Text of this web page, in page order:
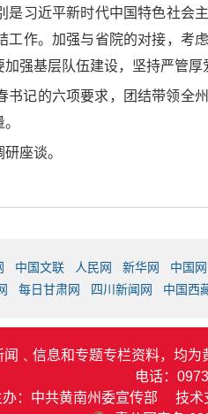
习近平新时代中国特色社
作。加强与省院的对接，
强基层队伍建设，坚持严管
记的六项要求，团结带领全
座谈。
中国文联 人民网 新华网 中国网
每日甘肃网 四川新闻网 中国西
﹑信息和专题专栏资料，均
电话：
办：中共黄南州委宣传部 技术